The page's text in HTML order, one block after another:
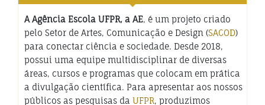
A Agência Escola UFPR, a AE, é um projeto criado
pelo Setor de Artes, Comunicação e Design (SACOD)
para conectar ciência e sociedade. Desde 2018,
possui uma equipe multidisciplinar de diversas
áreas, cursos e programas que colocam em prática
a divulgação científica. Para apresentar aos nossos
públicos as pesquisas da UFPR, produzimos